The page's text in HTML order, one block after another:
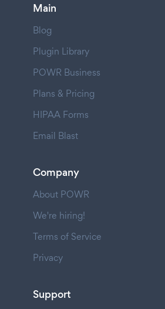
Main
Blog
Plugin Library
POWR Business
Plans & Pricing
HIPAA Forms
Email Blast
Company
About POWR
We're hiring!
Terms of Service
Privacy
Support